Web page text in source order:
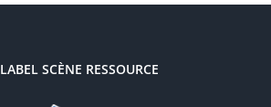
LABEL SCÈNE RESSOURCE